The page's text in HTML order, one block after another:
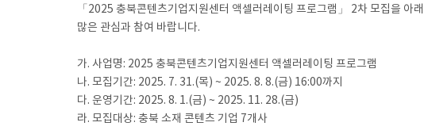
「2025 충북콘텐츠기업지원센터 액셀러레이팅 프로그램」 2차 모집을 아
많은 관심과 참여 바랍니다.
가. 사업명: 2025 충북콘텐츠기업지원센터 액셀러레이팅 프로그램
나. 모집기간: 2025. 7. 31.(목) ~ 2025. 8. 8.(금) 16:00까지
다. 운영기간: 2025. 8. 1.(금) ~ 2025. 11. 28.(금)
라. 모집대상: 충북 소재 콘텐츠 기업 7개사